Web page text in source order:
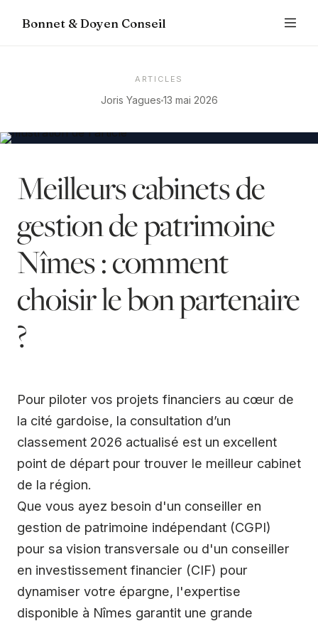
Bonnet & Doyen Conseil
ARTICLES
Joris Yagues 13 mai 2026
Meilleurs cabinets de
gestion de patrimoine
Nîmes : comment
choisir le bon partenaire
?
Pour piloter vos projets financiers au cœur de
la cité gardoise, la consultation d’un
classement 2026 actualisé est un excellent
point de départ pour trouver le meilleur cabinet
de la région.
Que vous ayez besoin d'un conseiller en
gestion de patrimoine indépendant (CGPI)
pour sa vision transversale ou d'un conseiller
en investissement financier (CIF) pour
dynamiser votre épargne, l'expertise
disponible à Nîmes garantit une grande